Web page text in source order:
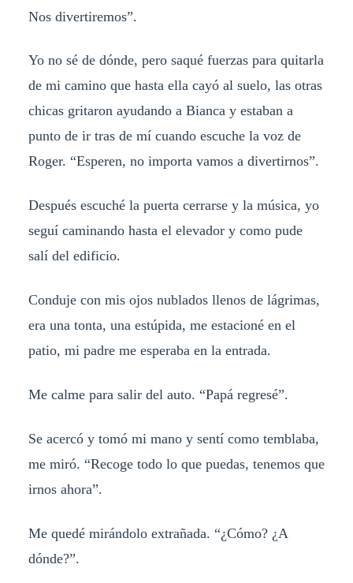
Nos divertiremos”.
Yo no sé de dónde, pero saqué fuerzas para quitarla
de mi camino que hasta ella cayó al suelo, las otras
chicas gritaron ayudando a Bianca y estaban a
punto de ir tras de mí cuando escuche la voz de
Roger. “Esperen, no importa vamos a divertirnos”.
Después escuché la puerta cerrarse y la música, yo
seguí caminando hasta el elevador y como pude
salí del edificio.
Conduje con mis ojos nublados llenos de lágrimas,
era una tonta, una estúpida, me estacioné en el
patio, mi padre me esperaba en la entrada.
Me calme para salir del auto. “Papá regresé”.
Se acercó y tomó mi mano y sentí como temblaba,
me miró. “Recoge todo lo que puedas, tenemos que
irnos ahora”.
Me quedé mirándolo extrañada. “¿Cómo? ¿A
dónde?”.